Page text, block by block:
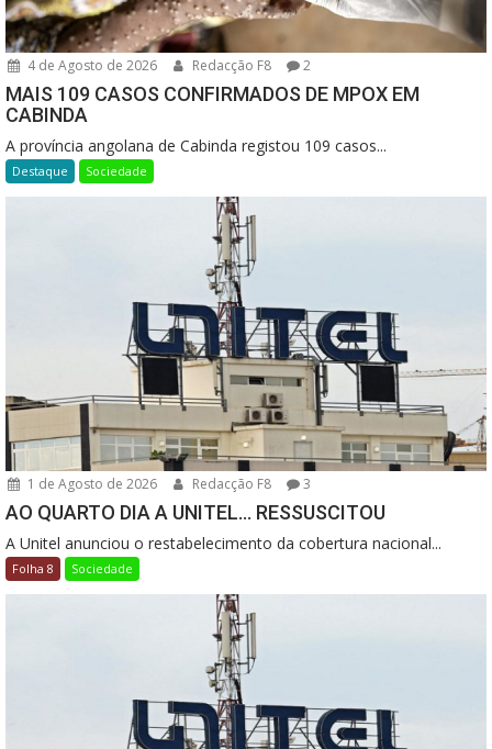
4 de Agosto de 2026 Redacção F8 2
MAIS 109 CASOS CONFIRMADOS DE MPOX EM
CABINDA
A província angolana de Cabinda registou 109 casos...
Destaque Sociedade
1 de Agosto de 2026 Redacção F8 3
AO QUARTO DIA A UNITEL… RESSUSCITOU
A Unitel anunciou o restabelecimento da cobertura nacional...
Folha 8 Sociedade